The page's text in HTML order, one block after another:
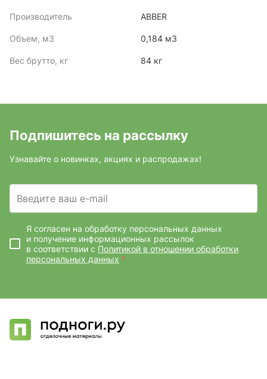
Производитель ABBER
Объем, м3 0,184 м3
Вес брутто, кг 84 кг
Подпишитесь на рассылку
Узнавайте о новинках, акциях и распродажах!
Введите ваш e-mail
Я согласен на обработку персональных данных
и получение информационных рассылок
в соответствии с Политикой в отношении обработки
персональных данных *